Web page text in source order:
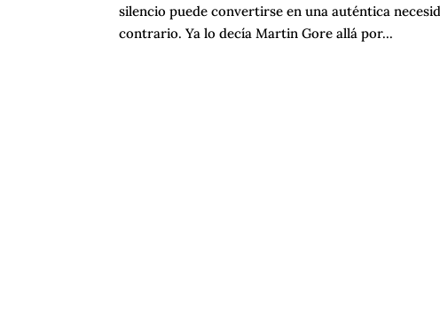
silencio puede convertirse en una auténtica
contrario. Ya lo decía Martin Gore allá por...